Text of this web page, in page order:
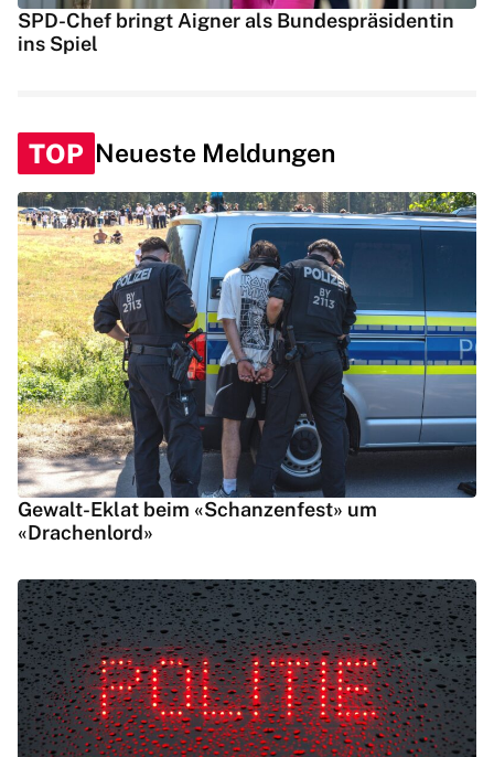
SPD-Chef bringt Aigner als Bundespräsidentin
ins Spiel
TOP Neueste Meldungen
Gewalt-Eklat beim «Schanzenfest» um
«Drachenlord»